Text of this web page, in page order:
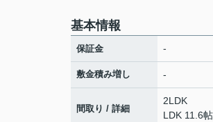
基本情報
保証金 -
敷金積み増し -
間取り / 詳細
2LDK
LDK 11.6帖